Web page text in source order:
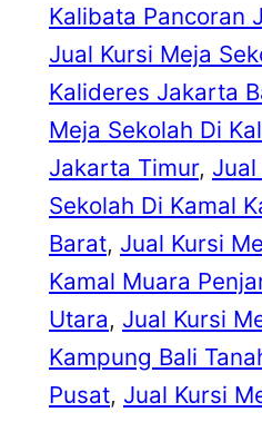
Kalibata Pancoran
Jual Kursi Meja
Kalideres Jakarta
Meja Sekolah Di
Jakarta Timur, Jual
Sekolah Di Kamal
Barat, Jual Kursi
Kamal Muara
Utara, Jual Kursi
Kampung Bali
Pusat, Jual Kursi